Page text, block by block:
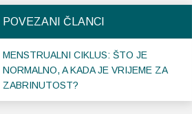
POVEZANI ČLANCI
MENSTRUALNI CIKLUS: ŠTO JE
NORMALNO, A KADA JE VRIJEME ZA
ZABRINUTOST?